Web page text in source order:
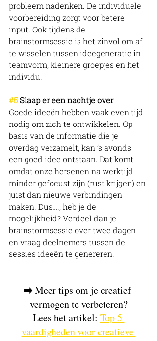
probleem nadenken. De individuele
voorbereiding zorgt voor betere
input. Ook tijdens de
brainstormsessie is het zinvol om af
te wisselen tussen ideegeneratie in
teamvorm, kleinere groepjes en het
individu.
#5 Slaap er een nachtje over
Goede ideeën hebben vaak even tijd
nodig om zich te ontwikkelen. Op
basis van de informatie die je
overdag verzamelt, kan ’s avonds
een goed idee ontstaan. Dat komt
omdat onze hersenen na werktijd
minder gefocust zijn (rust krijgen) en
juist dan nieuwe verbindingen
maken. Dus…., heb je de
mogelijkheid? Verdeel dan je
brainstormsessie over twee dagen
en vraag deelnemers tussen de
sessies ideeën te genereren.
➡️ Meer tips om je creatief
vermogen te verbeteren?
Lees het artikel: Top 5
vaardigheden voor creatieve